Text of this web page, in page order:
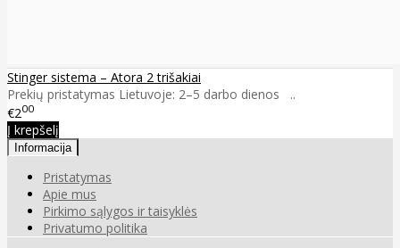
Stinger sistema – Atora 2 trišakiai
Prekių pristatymas Lietuvoje: 2–5 darbo dienos ..
€200
Į krepšelį
Informacija
Pristatymas
Apie mus
Pirkimo sąlygos ir taisyklės
Privatumo politika